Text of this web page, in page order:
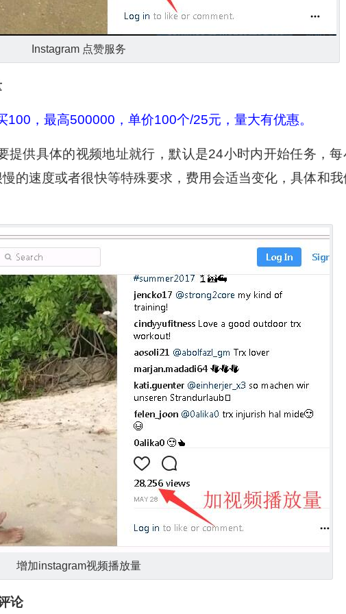
Instagram 点赞服务
，最高500000，单价100个/25元，量大有优惠。
提供具体的视频地址就行，默认是24小时内开始任务，每
的速度或者很快等特殊要求，费用会适当变化，具体和我
增加instagram视频播放量
论